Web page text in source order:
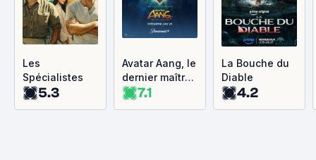
Les
Spécialistes
5.3
Avatar Aang, le
dernier maître
de l'air
7.1
La Bouche du
Diable
4.2